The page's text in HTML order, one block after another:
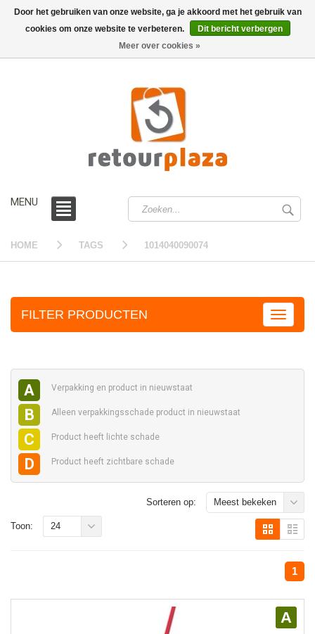
MENU
HOME TAGS 1014040090074
FILTER PRODUCTEN
A Verpakking en product in nieuwstaat
B Alleen verpakkingsschade product in nieuwstaat
C Product heeft lichte schade
D Product heeft zichtbare schade
Sorteren op: Meest bekeken
1
Toon: 24
A
Door het gebruiken van onze website, ga je akkoord met het gebruik van
cookies om onze website te verbeteren.
Dit bericht verbergen
Meer over cookies »